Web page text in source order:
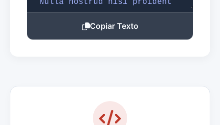
Copiar Texto